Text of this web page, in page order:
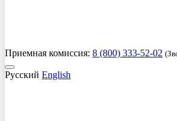
Приемная комиссия: 8 (800) 333-52-02
Русский English